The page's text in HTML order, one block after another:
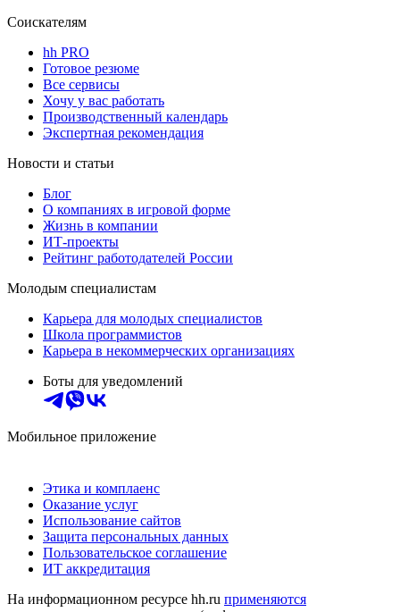
Соискателям
hh PRO
Готовое резюме
Все сервисы
Хочу у вас работать
Производственный календарь
Экспертная рекомендация
Новости и статьи
Блог
О компаниях в игровой форме
Жизнь в компании
ИТ-проекты
Рейтинг работодателей России
Молодым специалистам
Карьера для молодых специалистов
Школа программистов
Карьера в некоммерческих организациях
Боты для уведомлений
Мобильное приложение
Этика и комплаенс
Оказание услуг
Использование сайтов
Защита персональных данных
Пользовательское соглашение
ИТ аккредитация
На информационном ресурсе hh.ru применяются